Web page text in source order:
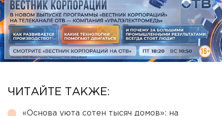
ЧИТАЙТЕ ТАКЖЕ:
«Основа уюта сотен тысяч домов»: на